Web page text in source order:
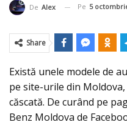
De Alex Pe 5
Share
Există unele modele de
pe site-urile din
căscată. De curând pe
Benz Moldova de